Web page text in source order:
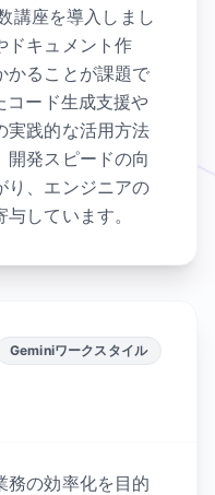
講座を導入しまし
ドキュメント作
かることが課題で
コード生成支援や
実践的な活用方法
開発スピードの向
り、エンジニアの
しています。
Geminiワークスタイル
務の効率化を目的